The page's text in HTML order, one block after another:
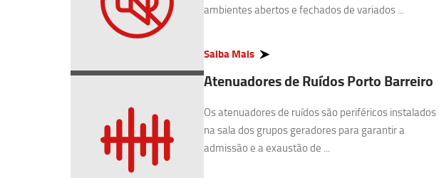
ambientes abertos e fechados de variados ...
Saiba Mais
Atenuadores de Ruídos Porto Barreiro
Os atenuadores de ruídos são periféricos instalados
na sala dos grupos geradores para garantir a
admissão e a exaustão de ...